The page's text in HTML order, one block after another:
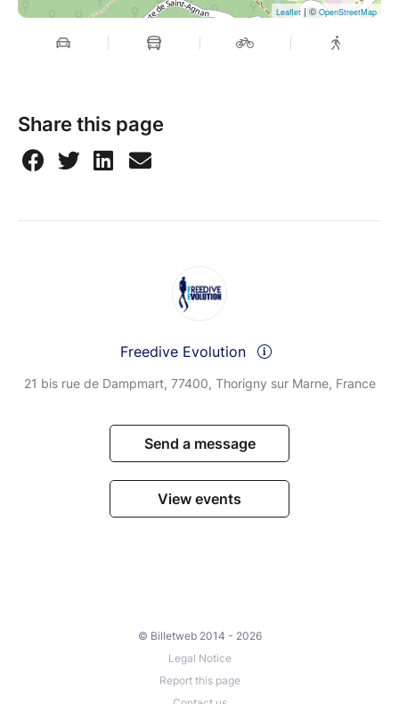
Leaflet| ©OpenStreetMap
Share this page
Freedive Evolution
21 bis rue de Dampmart, 77400, Thorigny sur Marne, France
Send a message
View events
© Billetweb 2014 - 2026
Legal Notice
Report this page